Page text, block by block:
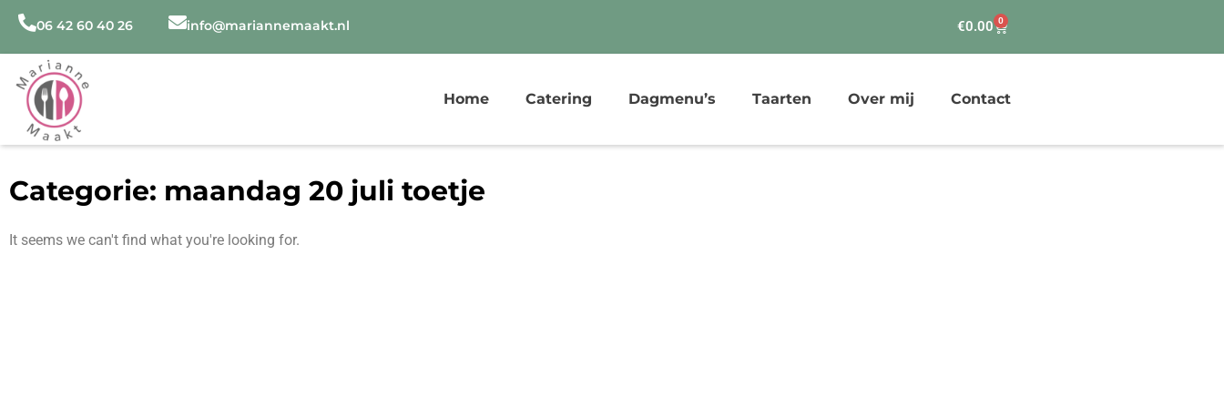
naar
de
inhoud
06 42 60 40 26 info@mariannemaakt.nl €0.00 0
Winkelwagen
Home Catering Dagmenu’s Taarten Over mij Contact
Categorie: maandag 20 juli toetje
It seems we can't find what you're looking for.